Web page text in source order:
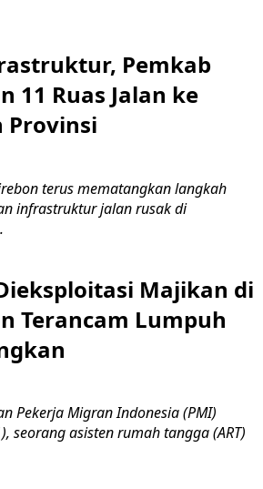
Pemkab
11 Ruas Jalan ke
Provinsi
terus mematangkan langkah
infrastruktur jalan rusak di
Majikan di
Terancam Lumpuh
Pekerja Migran Indonesia (PMI)
seorang asisten rumah tangga (ART)